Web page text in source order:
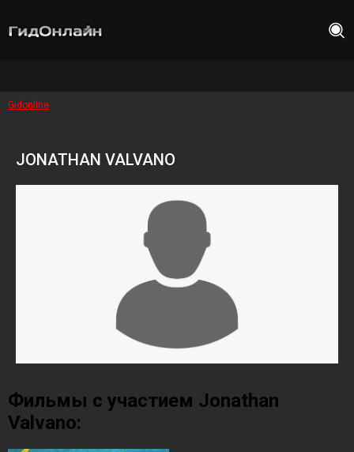
Gidonline
JONATHAN VALVANO
Фильмы с участием Jonathan
Valvano: